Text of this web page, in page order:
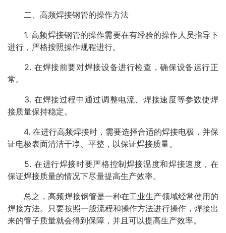
二、高频焊接钢管的操作方法
1. 高频焊接钢管的操作需要在有经验的操作人员指导下
进行，严格按照操作规程进行。
2. 在焊接前要对焊接设备进行检查，确保设备运行正
常。
3. 在焊接过程中通过调整电流、焊接速度等参数使焊
接质量保持稳定。
4. 在进行高频焊接时，需要选择合适的焊接电极，并保
证电极表面清洁干净、平整，以保证焊接质量。
5. 在进行焊接时要严格控制焊接温度和焊接速度，在
保证焊接质量的情况下尽量提高生产效率。
总之，高频焊接钢管是一种在工业生产领域经常使用的
焊接方法。只要按照一般流程和操作方法进行操作，焊接出
来的管子质量就会得到保障，并且可以提高生产效率。